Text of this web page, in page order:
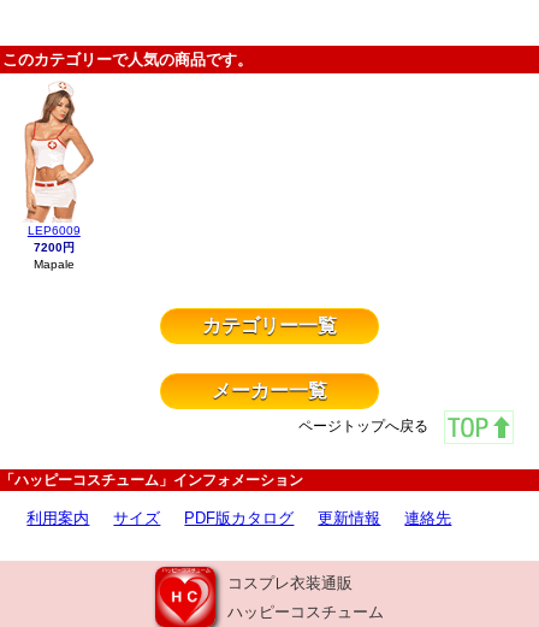
このカテゴリーで人気の商品です。
LEP6009
7200円
Mapale
カテゴリー一覧
メーカー一覧
ページトップへ戻る
「ハッピーコスチューム」インフォメーション
利用案内 サイズ PDF版カタログ 更新情報 連絡先
コスプレ衣装通販
ハッピーコスチューム